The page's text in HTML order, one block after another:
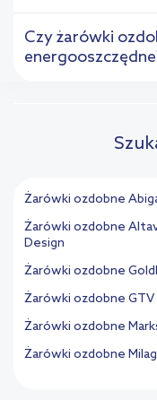
Czy żarówki
Żarówki ozdobne
Żarówki ozdobne
Design
Żarówki ozdobne
Żarówki ozdobne GTV
Żarówki ozdobne
Żarówki ozdobne